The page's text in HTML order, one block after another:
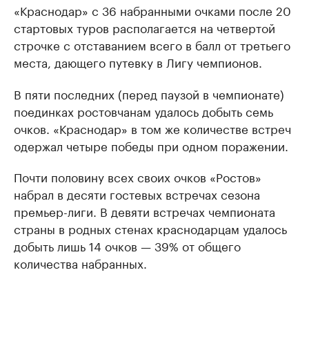
«Краснодар» с 36 набранными очками после 20
стартовых туров располагается на четвертой
строчке с отставанием всего в балл от третьего
места, дающего путевку в Лигу чемпионов.
В пяти последних (перед паузой в чемпионате)
поединках ростовчанам удалось добыть семь
очков. «Краснодар» в том же количестве встреч
одержал четыре победы при одном поражении.
Почти половину всех своих очков «Ростов»
набрал в десяти гостевых встречах сезона
премьер-лиги. В девяти встречах чемпионата
страны в родных стенах краснодарцам удалось
добыть лишь 14 очков — 39% от общего
количества набранных.